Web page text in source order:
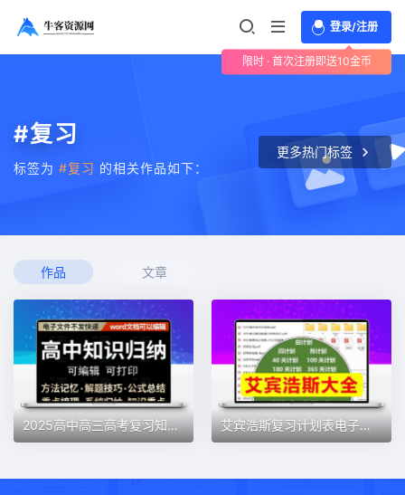
登录/注册
限时 · 首次注册即送10金币
#复习
标签为 #复习 的相关作品如下：
更多热门标签
作品 文章
2025高中高三高考复习知识解题技巧归纳总结教程电子资料提分重点 艾宾浩斯复习计划表电子版学习安排手账考研记忆表格30天遗忘曲线